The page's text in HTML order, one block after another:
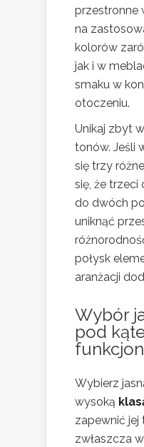
przestronne
na
kolorów
jak i w
smaku w
otoczeniu.
Unikaj zbyt
tonów. Jeśli
się trzy
się, że trzeci
do dwóch
uniknąć
połysk
aranżacji
Wybór
pod
Wybierz
wysoką
zapewnić jej
zwłaszcza